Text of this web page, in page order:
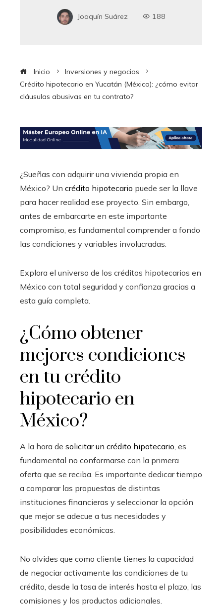
Joaquín Suárez 188
Inicio
Inversiones y negocios
Crédito hipotecario en Yucatán (México): ¿cómo evitar
cláusulas abusivas en tu contrato?
¿Sueñas con adquirir una vivienda propia en
México? Un crédito hipotecario puede ser la llave
para hacer realidad ese proyecto. Sin embargo,
antes de embarcarte en este importante
compromiso, es fundamental comprender a fondo
las condiciones y variables involucradas.
Explora el universo de los créditos hipotecarios en
México con total seguridad y confianza gracias a
esta guía completa.
¿Cómo obtener
mejores condiciones
en tu crédito
hipotecario en
México?
A la hora de solicitar un crédito hipotecario, es
fundamental no conformarse con la primera
oferta que se reciba. Es importante dedicar tiempo
a comparar las propuestas de distintas
instituciones financieras y seleccionar la opción
que mejor se adecue a tus necesidades y
posibilidades económicas.
No olvides que como cliente tienes la capacidad
de negociar activamente las condiciones de tu
crédito, desde la tasa de interés hasta el plazo, las
comisiones y los productos adicionales.